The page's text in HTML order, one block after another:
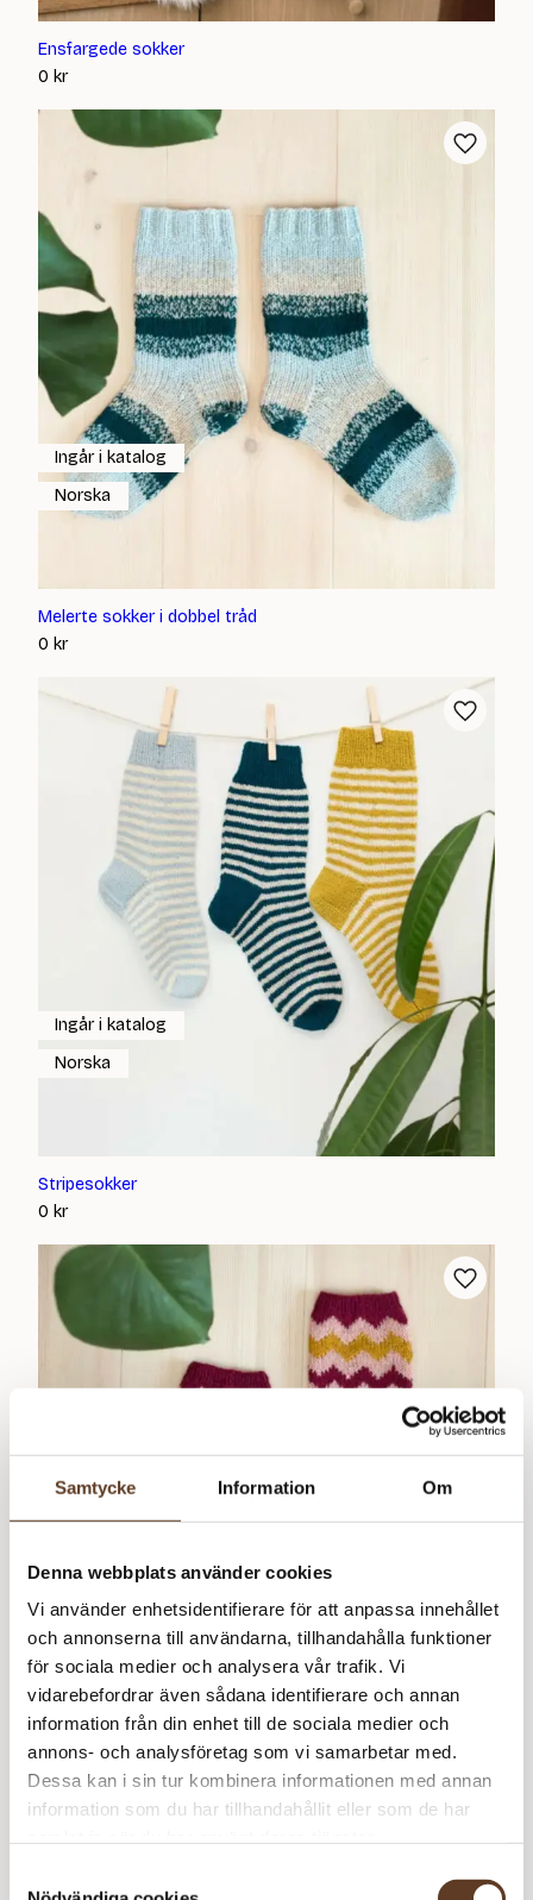
Samtycke Information Om
Denna webbplats använder cookies
Vi använder enhetsidentifierare för att anpassa innehållet
och annonserna till användarna, tillhandahålla funktioner
för sociala medier och analysera vår trafik. Vi
vidarebefordrar även sådana identifierare och annan
information från din enhet till de sociala medier och
annons- och analysföretag som vi samarbetar med.
Dessa kan i sin tur kombinera informationen med annan
information som du har tillhandahållit eller som de har
Ensfargede sokker
0 kr
Melerte sokker i dobbel tråd
0 kr
Ingår i katalog
Norska
Stripesokker
0 kr
Ingår i katalog
Norska
Sikksakksokker
0 kr
Norska